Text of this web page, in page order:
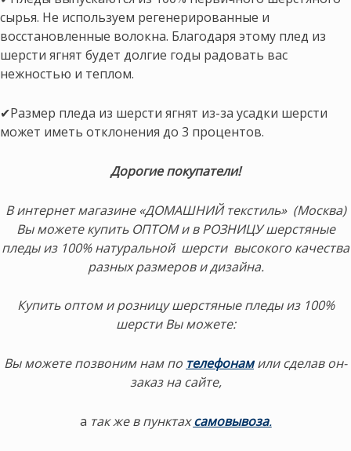
сырья. Не используем регенерированные и
восстановленные волокна. Благодаря этому плед из
шерсти ягнят будет долгие годы радовать вас
нежностью и теплом.
✔Размер пледа из шерсти ягнят из-за усадки шерсти
может иметь отклонения до 3 процентов.
Дорогие покупатели!
В интернет магазине «ДОМАШНИЙ текстиль» (Москва)
Вы можете купить ОПТОМ и в РОЗНИЦУ шерстяные
пледы из 100% натуральной шерсти высокого качества
разных размеров и дизайна.
Купить оптом и розницу шерстяные пледы из 100%
шерсти Вы можете:
Вы можете позвоним нам по телефонамили сделав он-
заказ на сайте,
а так же в пунктахсамовывоза.